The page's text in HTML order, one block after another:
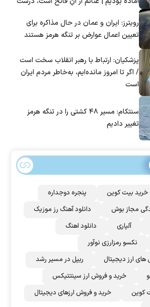
رویترز: ایران و عمان در حال مذاکره برای
تعیین اعمال عوارض بر تنگه هرمز هستند
پزشکیان: ارتباط با رهبر انقلاب سخت است
/ اگر تا امروز مانده‌ایم، به‌خاطر مردم ایران
است
سنتکام: مسیر ۴۸ کشتی را در تنگه هرمز
تغییر دادیم
خرید بیت کوین
پنجره دوجداره
مجاز بوش
دانلود آهنگ رز‌ موزیک
آلپاری
دانلود اهنگ
نکسو رمزارزی نوآور
ارز دیجیتال
ریپل در مسیر رشد
خرید و فروش ارز سینتتیکس
کوین
خرید و فروش ارزهای دیجیتال